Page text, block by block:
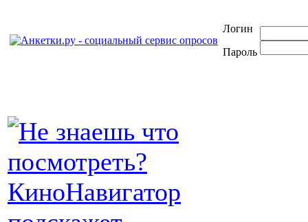
Логин
Пароль